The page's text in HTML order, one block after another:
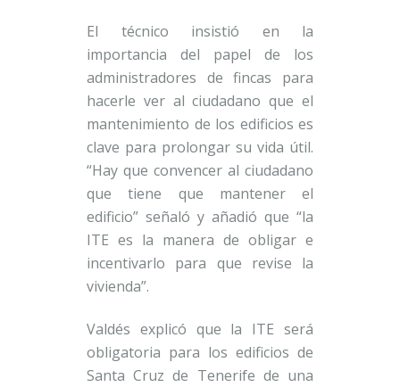
El técnico insistió en la
importancia del papel de los
administradores de fincas para
hacerle ver al ciudadano que el
mantenimiento de los edificios es
clave para prolongar su vida útil.
“Hay que convencer al ciudadano
que tiene que mantener el
edificio” señaló y añadió que “la
ITE es la manera de obligar e
incentivarlo para que revise la
vivienda”.
Valdés explicó que la ITE será
obligatoria para los edificios de
Santa Cruz de Tenerife de una